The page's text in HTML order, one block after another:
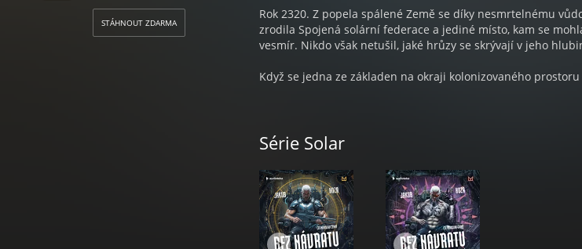
STÁHNOUT ZDARMA
Rok 2320. Z popela spálené Země se díky nesmrtelnému
zrodila Spojená solární federace a jediné místo, kam se
vesmír. Nikdo však netušil, jaké hrůzy se skrývají v jeho
Když se jedna ze základen na okraji kolonizovaného
vydává jednotka bojových klonů – mezi nimi i čerstvě
Po nepříjemně blízkém setkání třetího druhu zůstává Jansen
záchranu na palubě křižníku LSSF Deimos. Vysílačka mlčí,
výpary a skrze paluby se propaluje kyselina. O tom, že loď
díry, není třeba mluvit.
Může to být ještě horší? Desátník Jansen se brzy přesvědčí,
vůbec není tím, čím se zdá být, a že v jejích temnotách číhá
Série Solar